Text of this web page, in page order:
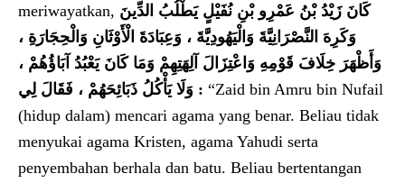
meriwayatkan, كَانَ زَيْدُ بْنُ عَمْرِو بْنِ نُفَيْلٍ يَطْلُبُ الدِّينَ
وَكَرِهَ النَّصْرَانِيَّةَ وَالْيَهُودِيَّةَ ، وَعِبَادَةَ الْأَوْثَانِ وَالْحِجَارَةِ ،
وَأَظْهَرَ خِلَافَ قَوْمِهِ وَاعْتِزَالَ آلِهَتِهِمْ وَمَا كَانَ يَعْبُدُ آبَاؤُهُمْ ،
وَلَا يَأْكُلُ ذَبَائِحَهُمْ ، فَقَالَ لِي : “Zaid bin Amru bin Nufail
(hidup dalam) mencari agama yang benar. Beliau tidak
menyukai agama Kristen, agama Yahudi serta
penyembahan berhala dan batu. Beliau bertentangan